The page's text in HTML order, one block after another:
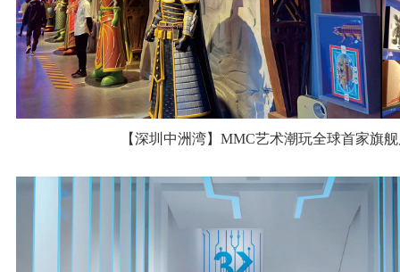
【深圳中洲湾】MMC艺术潮玩全球首家旗